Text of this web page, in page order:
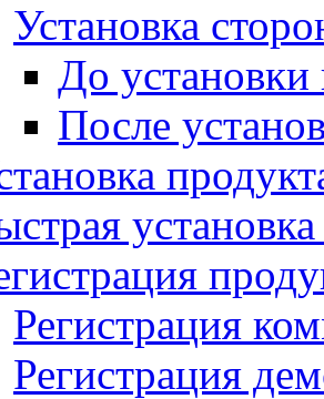
Установка
До установки
После
Регистрация
Регистрация